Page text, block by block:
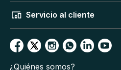
Servicio al cliente
¿Quiénes somos?